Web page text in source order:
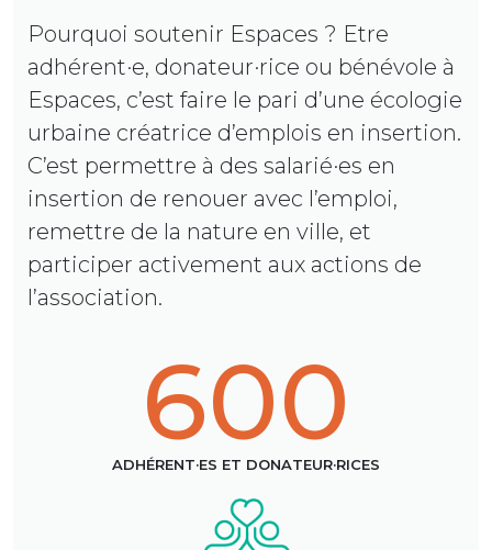
Pourquoi soutenir Espaces ? Etre
adhérent·e, donateur·rice ou bénévole à
Espaces, c’est faire le pari d’une écologie
urbaine créatrice d’emplois en insertion.
C’est permettre à des salarié·es en
insertion de renouer avec l’emploi,
remettre de la nature en ville, et
participer activement aux actions de
l’association.
600
ADHÉRENT·ES ET DONATEUR·RICES